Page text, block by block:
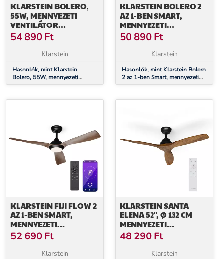
KLARSTEIN BOLERO,
55W, MENNYEZETI
VENTILÁTOR
LÁMPÁVAL, 134CM,
JUHARFA KAROK,
TÁVIRÁNYÍTÓ
54 890 Ft
Klarstein
Hasonlók, mint Klarstein
Bolero, 55W, mennyezeti
ventilátor lámpával, 134cm,
KLARSTEIN BOLERO 2
AZ 1-BEN SMART,
MENNYEZETI
VENTILÁTOR, Ø 132 CM,
FÉNY 55 W,
TÁVIRÁNYÍTÓ,
APPLIKÁCIÓN
KERESZTÜL, 2
50 890 Ft
Klarstein
Hasonlók, mint Klarstein Bolero
2 az 1-ben Smart, mennyezeti
ventilátor, Ø 132 cm, fény 55 W,
keresztül, 2 menetirány
KLARSTEIN FIJI FLOW 2
AZ 1-BEN SMART,
MENNYEZETI
VENTILÁTOR, Ø 132 CM,
DIMMELHETŐ LED
VILÁGÍTÁS,
52 690 Ft
Klarstein
KLARSTEIN SANTA
ELENA 52", Ø 132 CM
MENNYEZETI
VENTILÁTOR, 9 060 M³/
Ó, VALÓDI FA
LAPÁTOK, 6 SEBESSÉG
48 290 Ft
Klarstein